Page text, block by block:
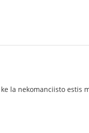
la nekomanciisto estis